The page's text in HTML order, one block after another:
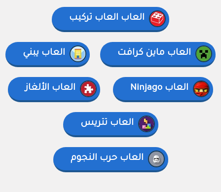
العاب العاب تركيب
العاب ماين كرافت العاب يبني
العاب Ninjago العاب الألغاز
العاب تتريس
العاب حرب النجوم